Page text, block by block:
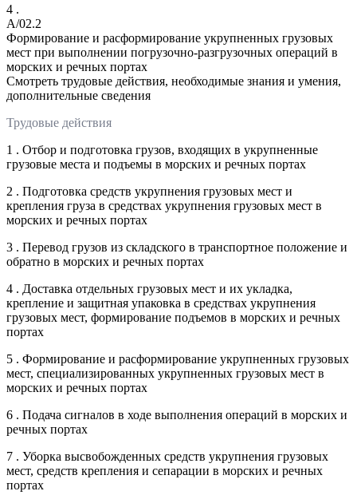
4 .
A/02.2
Формирование и расформирование укрупненных грузовых
мест при выполнении погрузочно-разгрузочных операций в
морских и речных портах
Смотреть трудовые действия, необходимые знания и умения,
дополнительные сведения
Трудовые действия
1 . Отбор и подготовка грузов, входящих в укрупненные
грузовые места и подъемы в морских и речных портах
2 . Подготовка средств укрупнения грузовых мест и
крепления груза в средствах укрупнения грузовых мест в
морских и речных портах
3 . Перевод грузов из складского в транспортное положение и
обратно в морских и речных портах
4 . Доставка отдельных грузовых мест и их укладка,
крепление и защитная упаковка в средствах укрупнения
грузовых мест, формирование подъемов в морских и речных
портах
5 . Формирование и расформирование укрупненных грузовых
мест, специализированных укрупненных грузовых мест в
морских и речных портах
6 . Подача сигналов в ходе выполнения операций в морских и
речных портах
7 . Уборка высвобожденных средств укрупнения грузовых
мест, средств крепления и сепарации в морских и речных
портах